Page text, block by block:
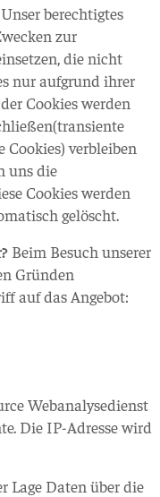
berechtigtes
zur
die nicht
nur aufgrund ihrer
Cookies werden
Cookies) verbleiben
uns die
Cookies werden
gelöscht.
Beim Besuch unserer
Gründen
auf das Angebot:
Webanalysedienst
Die IP-Adresse wird
Daten über die